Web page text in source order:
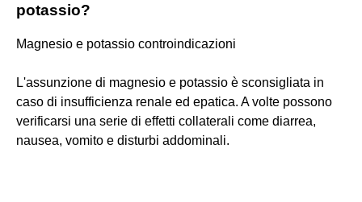
potassio?
Magnesio e potassio controindicazioni
L'assunzione di magnesio e potassio è sconsigliata in
caso di insufficienza renale ed epatica. A volte possono
verificarsi una serie di effetti collaterali come diarrea,
nausea, vomito e disturbi addominali.